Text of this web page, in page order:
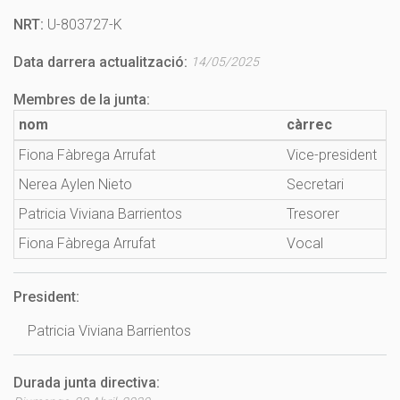
NRT: U-803727-K
Data darrera actualització: 14/05/2025
Membres de la junta:
nom
càrrec
Fiona Fàbrega Arrufat
Vice-president
Nerea Aylen Nieto
Secretari
Patricia Viviana Barrientos
Tresorer
Fiona Fàbrega Arrufat
Vocal
President:
Patricia Viviana Barrientos
Durada junta directiva: